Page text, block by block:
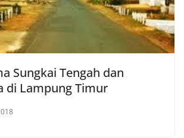
Sungkai Tengah dan
di Lampung Timur